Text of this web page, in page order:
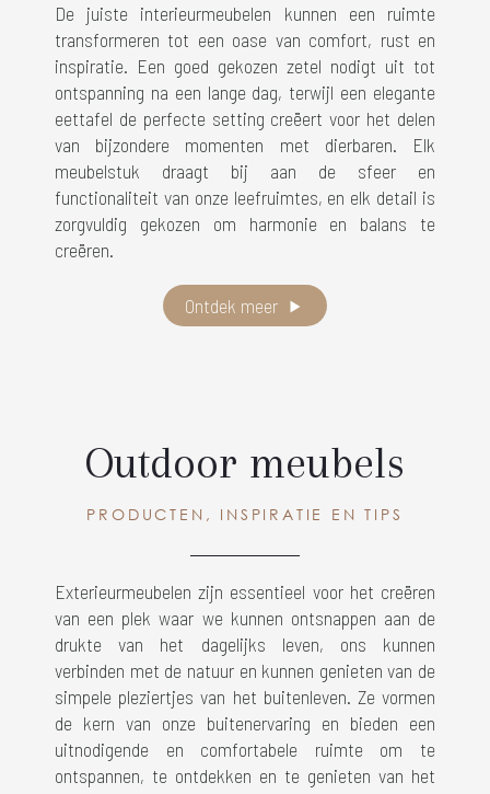
De juiste interieurmeubelen kunnen een ruimte
transformeren tot een oase van comfort, rust en
inspiratie. Een goed gekozen zetel nodigt uit tot
ontspanning na een lange dag, terwijl een elegante
eettafel de perfecte setting creëert voor het delen
van bijzondere momenten met dierbaren. Elk
meubelstuk draagt bij aan de sfeer en
functionaliteit van onze leefruimtes, en elk detail is
zorgvuldig gekozen om harmonie en balans te
creëren.
Ontdek meer
Outdoor meubels
PRODUCTEN, INSPIRATIE EN TIPS
Exterieurmeubelen zijn essentieel voor het creëren
van een plek waar we kunnen ontsnappen aan de
drukte van het dagelijks leven, ons kunnen
verbinden met de natuur en kunnen genieten van de
simpele pleziertjes van het buitenleven. Ze vormen
de kern van onze buitenervaring en bieden een
uitnodigende en comfortabele ruimte om te
ontspannen, te ontdekken en te genieten van het